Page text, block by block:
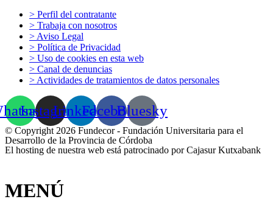
> Perfil del contratante
> Trabaja con nosotros
> Aviso Legal
> Política de Privacidad
> Uso de cookies en esta web
> Canal de denuncias
> Actividades de tratamientos de datos personales
InstagramLinkedinFacebookBluesky
© Copyright 2026 Fundecor - Fundación Universitaria para el
Desarrollo de la Provincia de Córdoba
El hosting de nuestra web está patrocinado por Cajasur Kutxabank
MENÚ